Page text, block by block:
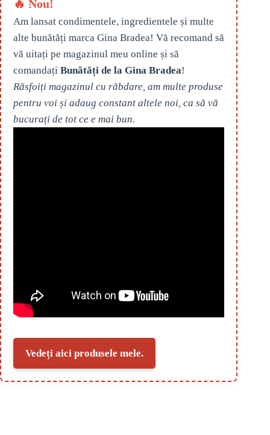
🔥 Nou!
Am lansat condimentele, ingredientele și multe
alte bunătăți marca Gina Bradea! Vă recomand să
vă uitați pe magazinul meu online și să
comandați Bunătăți de la Gina Bradea!
Răsfoiți magazinul cu răbdare, am multe produse
pentru voi și adaug constant altele noi, ca să vă
bucurați de tot ce e mai bun.
Vedeți aici produsele mele.